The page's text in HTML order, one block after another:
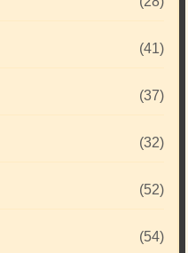
(41)
(37)
(32)
(52)
(54)